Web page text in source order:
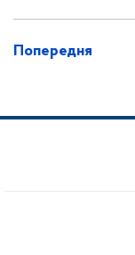
Попередня